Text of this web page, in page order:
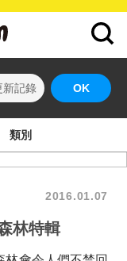
新記錄 OK
類別
2016.01.07
林特輯